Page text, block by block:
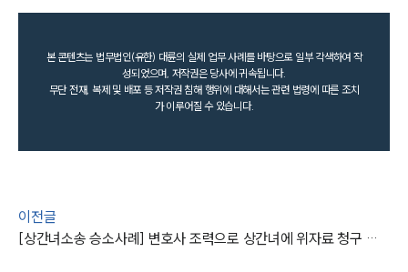
본 콘텐츠는 법무법인(유한) 대륜의 실제 업무 사례를 바탕으로 일부 각색하여 작
성되었으며, 저작권은 당사에 귀속됩니다.
무단 전재, 복제 및 배포 등 저작권 침해 행위에 대해서는 관련 법령에 따른 조치
가 이루어질 수 있습니다.
이전글
[상간녀소송 승소사례] 변호사 조력으로 상간녀에 위자료 청구 성공